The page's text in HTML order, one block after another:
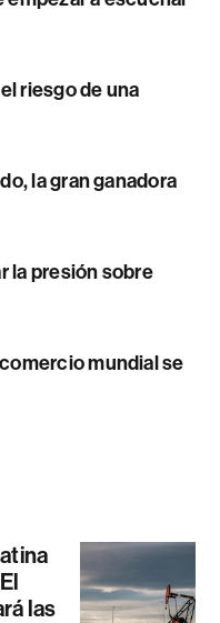
riesgo de una
la gran ganadora
la presión sobre
mundial se
las